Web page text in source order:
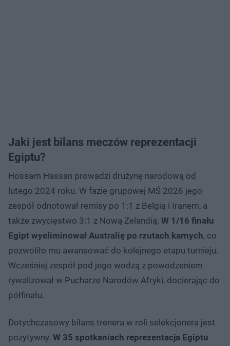
Jaki jest bilans meczów reprezentacji
Egiptu?
Hossam Hassan prowadzi drużynę narodową od
lutego 2024 roku. W fazie grupowej MŚ 2026 jego
zespół odnotował remisy po 1:1 z Belgią i Iranem, a
także zwycięstwo 3:1 z Nową Zelandią. W 1/16 finału
Egipt wyeliminował Australię po rzutach karnych, co
pozwoliło mu awansować do kolejnego etapu turnieju.
Wcześniej zespół pod jego wodzą z powodzeniem
rywalizował w Pucharze Narodów Afryki, docierając do
półfinału.
Dotychczasowy bilans trenera w roli selekcjonera jest
pozytywny. W 35 spotkaniach reprezentacja Egiptu